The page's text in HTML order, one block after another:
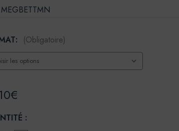
MEGBETTMN
(Obligatoire)
: